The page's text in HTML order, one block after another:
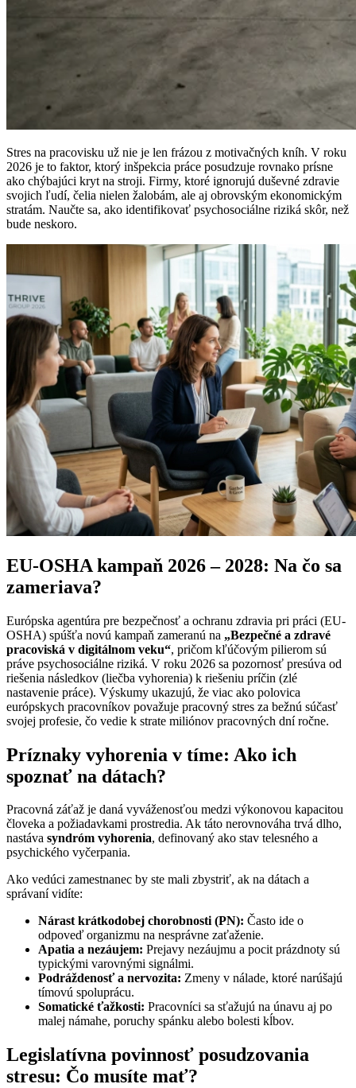
Stres na pracovisku už nie je len frázou z motivačných kníh. V roku
2026 je to faktor, ktorý inšpekcia práce posudzuje rovnako prísne
ako chýbajúci kryt na stroji. Firmy, ktoré ignorujú duševné zdravie
svojich ľudí, čelia nielen žalobám, ale aj obrovským ekonomickým
stratám. Naučte sa, ako identifikovať psychosociálne riziká skôr, než
bude neskoro.
EU-OSHA kampaň 2026 – 2028: Na čo sa
zameriava?
Európska agentúra pre bezpečnosť a ochranu zdravia pri práci (EU-
OSHA) spúšťa novú kampaň zameranú na „Bezpečné a zdravé
pracoviská v digitálnom veku“, pričom kľúčovým pilierom sú
práve psychosociálne riziká. V roku 2026 sa pozornosť presúva od
riešenia následkov (liečba vyhorenia) k riešeniu príčin (zlé
nastavenie práce). Výskumy ukazujú, že viac ako polovica
európskych pracovníkov považuje pracovný stres za bežnú súčasť
svojej profesie, čo vedie k strate miliónov pracovných dní ročne.
Príznaky vyhorenia v tíme: Ako ich
spoznať na dátach?
Pracovná záťaž je daná vyváženosťou medzi výkonovou kapacitou
človeka a požiadavkami prostredia. Ak táto nerovnováha trvá dlho,
nastáva syndróm vyhorenia, definovaný ako stav telesného a
psychického vyčerpania.
Ako vedúci zamestnanec by ste mali zbystriť, ak na dátach a
správaní vidíte:
Nárast krátkodobej chorobnosti (PN): Často ide o
odpoveď organizmu na nesprávne zaťaženie.
Apatia a nezáujem: Prejavy nezáujmu a pocit prázdnoty sú
typickými varovnými signálmi.
Podráždenosť a nervozita: Zmeny v nálade, ktoré narúšajú
tímovú spoluprácu.
Somatické ťažkosti: Pracovníci sa sťažujú na únavu aj po
malej námahe, poruchy spánku alebo bolesti kĺbov.
Legislatívna povinnosť posudzovania
stresu: Čo musíte mať?